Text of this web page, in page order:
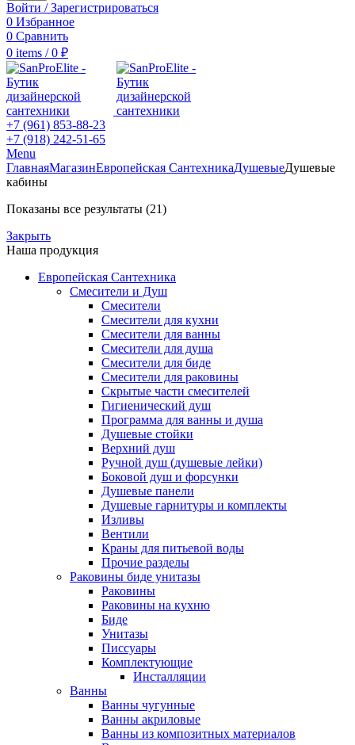
Войти / Зарегистрироваться
0 Избранное
0 Сравнить
0 items / 0 ₽
+7 (961) 853-88-23
+7 (918) 242-51-65
Menu
ГлавнаяМагазинЕвропейская СантехникаДушевыеДушевые
кабины
Показаны все результаты (21)
Закрыть
Наша продукция
Европейская Сантехника
Смесители и Душ
Смесители
Смесители для кухни
Смесители для ванны
Смесители для душа
Смесители для биде
Смесители для раковины
Скрытые части смесителей
Гигиенический душ
Программа для ванны и душа
Душевые стойки
Верхний душ
Ручной душ (душевые лейки)
Боковой душ и форсунки
Душевые панели
Душевые гарнитуры и комплекты
Изливы
Вентили
Краны для питьевой воды
Прочие разделы
Раковины биде унитазы
Раковины
Раковины на кухню
Биде
Унитазы
Писсуары
Комплектующие
Инсталляции
Ванны
Ванны чугунные
Ванны акриловые
Ванны из композитных материалов